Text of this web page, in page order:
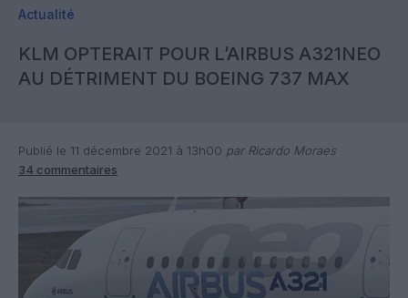
Actualité
KLM OPTERAIT POUR L’AIRBUS A321NEO
AU DÉTRIMENT DU BOEING 737 MAX
Publié le 11 décembre 2021 à 13h00 par Ricardo Moraes
34 commentaires